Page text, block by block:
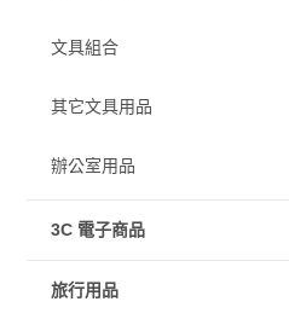
文具組合
其它文具用品
辦公室用品
3C 電子商品
旅行用品